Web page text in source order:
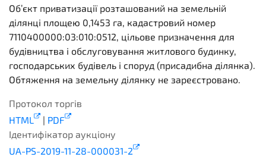
Об’єкт приватизації розташований на земельній
ділянці площею 0,1453 га, кадастровий номер
7110400000:03:010:0512, цільове призначення для
будівництва і обслуговування житлового будинку,
господарських будівель і споруд (присадибна ділянка).
Обтяження на земельну ділянку не зареєстровано.
Протокол торгів
HTML
| PDF
Ідентифікатор аукціону
UA-PS-2019-11-28-000031-2